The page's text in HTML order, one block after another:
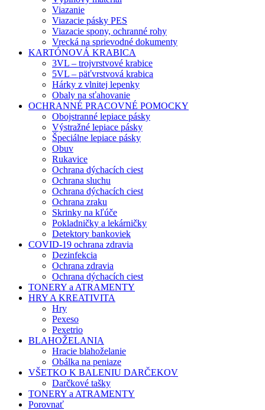
Viazanie
Viazacie pásky PES
Viazacie spony, ochranné rohy
Vrecká na sprievodné dokumenty
KARTÓNOVÁ KRABICA
3VL – trojvrstvové krabice
5VL – päťvrstvová krabica
Hárky z vlnitej lepenky
Obaly na sťahovanie
OCHRANNÉ PRACOVNÉ POMOCKY
Obojstranné lepiace pásky
Výstražné lepiace pásky
Špeciálne lepiace pásky
Obuv
Rukavice
Ochrana dýchacích ciest
Ochrana sluchu
Ochrana dýchacích ciest
Ochrana zraku
Skrinky na kľúče
Pokladničky a lekárničky
Detektory bankoviek
COVID-19 ochrana zdravia
Dezinfekcia
Ochrana zdravia
Ochrana dýchacích ciest
TONERY a ATRAMENTY
HRY A KREATIVITA
Hry
Pexeso
Pexetrio
BLAHOŽELANIA
Hracie blahoželanie
Obálka na peniaze
VŠETKO K BALENIU DARČEKOV
Darčkové tašky
TONERY a ATRAMENTY
Porovnať